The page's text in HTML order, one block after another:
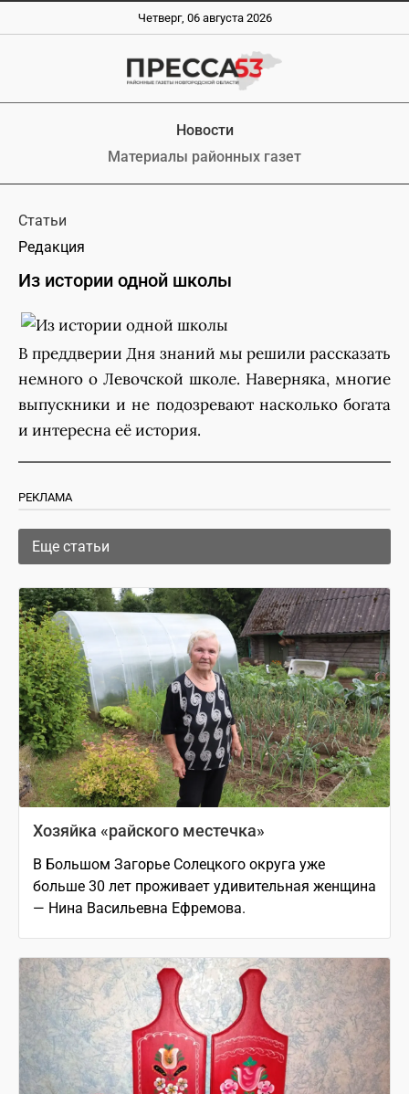
Четверг, 06 августа 2026
Новости
Материалы районных газет
Статьи
Редакция
Из истории одной школы
В преддверии Дня знаний мы решили рассказать
немного о Левочской школе. Наверняка, многие
выпускники и не подозревают насколько богата
и интересна её история.
РЕКЛАМА
Еще статьи
Хозяйка «райского местечка»
В Большом Загорье Солецкого округа уже
больше 30 лет проживает удивительная женщина
— Нина Васильевна Ефремова.